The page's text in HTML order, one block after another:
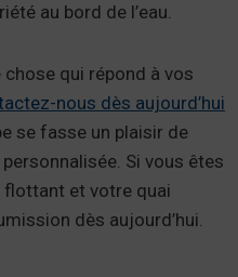
au bord de l’eau.
qui répond à vos
nous dès aujourd’hui
se fasse un plaisir de
Si vous êtes
et votre quai
dès aujourd’hui.